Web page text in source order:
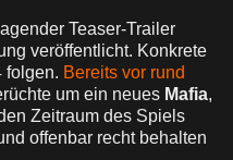
Teaser-Trailer
veröffentlicht. Konkrete
folgen. Bereits vor rund
um ein neues Mafia,
Zeitraum des Spiels
offenbar recht behalten